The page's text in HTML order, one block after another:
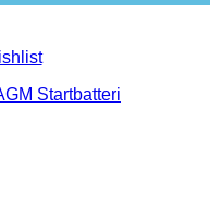
Startbatteri